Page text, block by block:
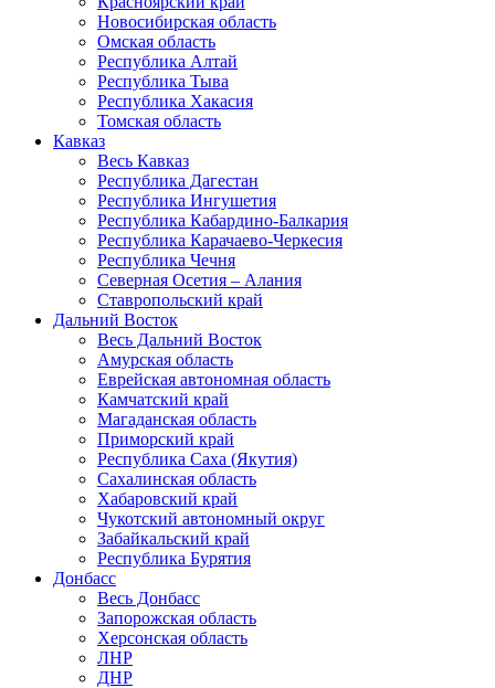
Новосибирская область
Омская область
Республика Алтай
Республика Тыва
Республика Хакасия
Томская область
Кавказ
Весь Кавказ
Республика Дагестан
Республика Ингушетия
Республика Кабардино-Балкария
Республика Карачаево-Черкесия
Республика Чечня
Северная Осетия – Алания
Ставропольский край
Дальний Восток
Весь Дальний Восток
Амурская область
Еврейская автономная область
Камчатский край
Магаданская область
Приморский край
Республика Саха (Якутия)
Сахалинская область
Хабаровский край
Чукотский автономный округ
Забайкальский край
Республика Бурятия
Донбасс
Весь Донбасс
Запорожская область
Херсонская область
ЛНР
ДНР